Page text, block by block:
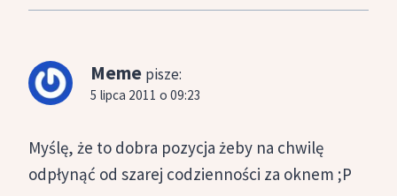
Meme pisze:
5 lipca 2011 o 09:23
Myślę, że to dobra pozycja żeby na chwilę
odpłynąć od szarej codzienności za oknem ;P